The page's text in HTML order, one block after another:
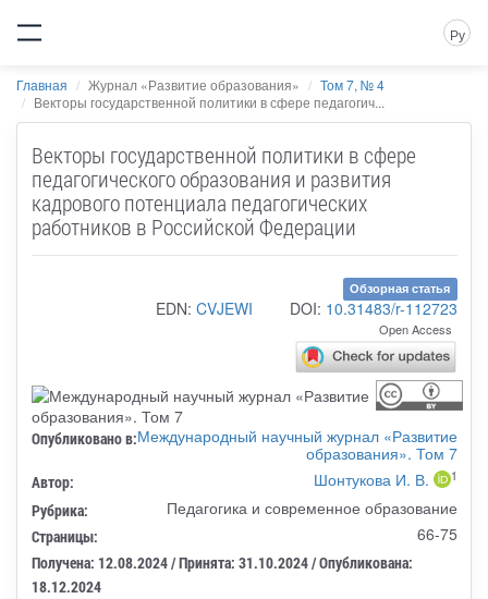
Ру
Главная Журнал «Развитие образования»
Том 7, № 4
Векторы государственной политики в сфере педагогич...
Векторы государственной политики в сфере
педагогического образования и развития
кадрового потенциала педагогических
работников в Российской Федерации
Обзорная статья
EDN: CVJEWI DOI: 10.31483/r-112723
Open Access
Опубликовано в:Международный научный журнал «Развитие
образования». Том 7
Автор: Шонтукова И. В. 1
Рубрика: Педагогика и современное образование
Страницы: 66-75
Получена: 12.08.2024 / Принята: 31.10.2024 / Опубликована:
18.12.2024